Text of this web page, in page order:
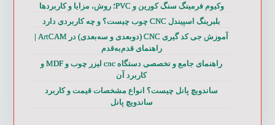
وکیوم فرمینگ سنگ کورین و PVC؛ روش، مزایا و کاربردها
بلبرینگ اسپیندل CNC چوب چیست؟ و چه کاربردی دارد
آموزش جی کد گیری CNC (دوبعدی و سه‌بعدی) در ArtCAM |
راهنمای قدم‌به‌قدم
راهنمای جامع و تخصصی دستگاه cnc لیزر چوب و MDF و
کاربرد آن
ساندویچ پانل چیست؟ انواع مشخصات قیمت و کاربرد
ساندویچ پانل